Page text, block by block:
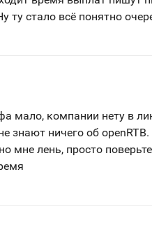
ту стало всё понятно
мало, компании нету в
знают ничего об
мне лень, просто